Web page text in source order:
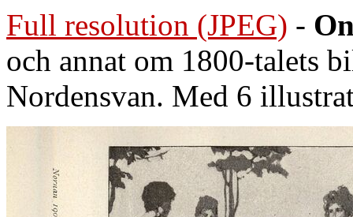
Full resolution (JPEG) -
och annat om 1800-talets
Nordensvan. Med 6